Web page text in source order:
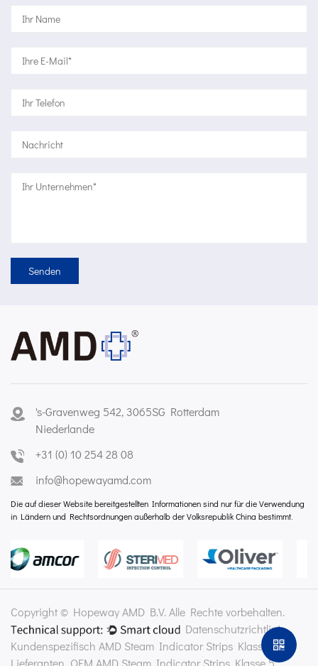
's-Gravenweg 542, 3065SG Rotterdam
Niederlande
+31 (0) 10 254 28 08
info@hopewayamd.com
Die auf dieser Website bereitgestellten Informationen sind nur für die Verwendung
in Ländern und Rechtsordnungen außerhalb der Volksrepublik China bestimmt.
Copyright © Hopeway AMD B.V. Alle Rechte vorbehalten.
Datenschutzrichtlinie
Kundenspezifisch AMD Steam Indicator Strips Klasse 5
Lieferanten OEM AMD Steam Indicator Strips Klasse 5